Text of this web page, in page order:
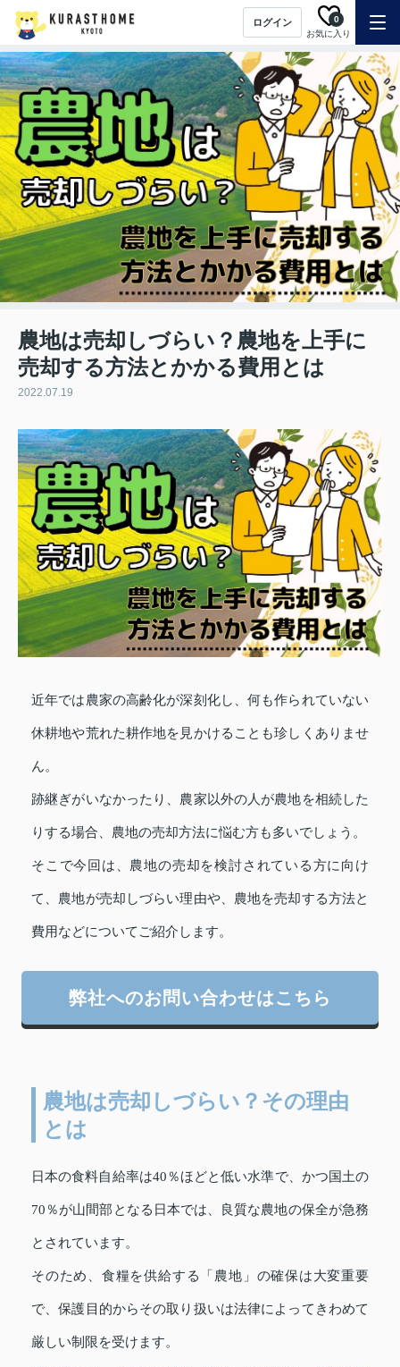
ログイン
お気に入り
0
農地は売却しづらい？農地を上手に
売却する方法とかかる費用とは
2022.07.19
近年では農家の高齢化が深刻化し、何も作られていない
休耕地や荒れた耕作地を見かけることも珍しくありませ
ん。
跡継ぎがいなかったり、農家以外の人が農地を相続した
りする場合、農地の売却方法に悩む方も多いでしょう。
そこで今回は、農地の売却を検討されている方に向け
て、農地が売却しづらい理由や、農地を売却する方法と
費用などについてご紹介します。
弊社へのお問い合わせはこちら
農地は売却しづらい？その理由
とは
日本の食料自給率は40％ほどと低い水準で、かつ国土の
70％が山間部となる日本では、良質な農地の保全が急務
とされています。
そのため、食糧を供給する「農地」の確保は大変重要
で、保護目的からその取り扱いは法律によってきわめて
厳しい制限を受けます。